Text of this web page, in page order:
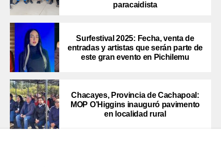
paracaidista
Surfestival 2025: Fecha, venta de
entradas y artistas que serán parte de
este gran evento en Pichilemu
Chacayes, Provincia de Cachapoal:
MOP O’Higgins inauguró pavimento
en localidad rural